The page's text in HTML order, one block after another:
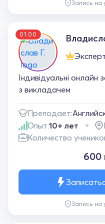
Запись на
01:00
Індивідуальні онлайн
з викладачем
Преподает:
Опыт:10+ лет
Количество
600
Запись на